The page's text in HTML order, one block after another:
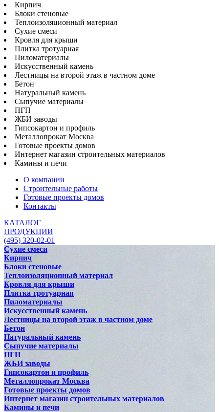
Кирпич
Блоки стеновые
Теплоизоляционный материал
Сухие смеси
Кровля для крыши
Плитка тротуарная
Пиломатериалы
Искусственный камень
Лестницы на второй этаж в частном доме
Бетон
Натуральный камень
Сыпучие материалы
ПГП
ЖБИ заводы
Гипсокартон и профиль
Металлопрокат Москва
Готовые проекты домов
Интернет магазин строительных материалов
Камины и печи
О компании
Строительные работы
Готовые проекты домов
Контакты
КАТАЛОГ
ПРОДУКЦИИ
(495) 320-02-01
Сухие смеси
Кирпич
Блоки стеновые
Теплоизоляционный материал
Кровля для крыши
Плитка тротуарная
Пиломатериалы
Искусственный камень
Лестницы на второй этаж в частном доме
Бетон
Натуральный камень
Сыпучие материалы
ПГП
ЖБИ заводы
Гипсокартон и профиль
Металлопрокат Москва
Готовые проекты домов
Интернет магазин строительных материалов
Камины и печи